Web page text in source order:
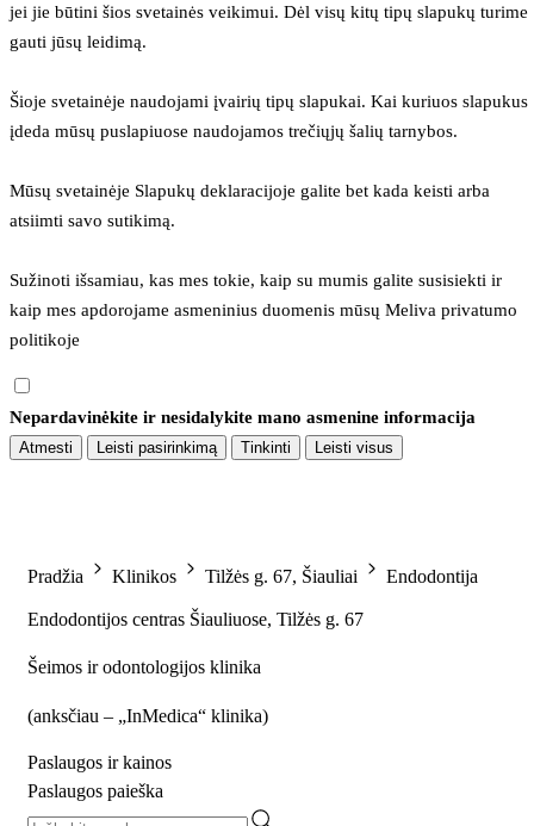
jei jie būtini šios svetainės veikimui. Dėl visų kitų tipų slapukų turime
gauti jūsų leidimą.
Šioje svetainėje naudojami įvairių tipų slapukai. Kai kuriuos slapukus
įdeda mūsų puslapiuose naudojamos trečiųjų šalių tarnybos.
Mūsų svetainėje Slapukų deklaracijoje galite bet kada keisti arba
atsiimti savo sutikimą.
Sužinoti išsamiau, kas mes tokie, kaip su mumis galite susisiekti ir
kaip mes apdorojame asmeninius duomenis mūsų Meliva privatumo
politikoje
Nepardavinėkite ir nesidalykite mano asmenine informacija
Atmesti Leisti pasirinkimą Tinkinti Leisti visus
Pradžia Klinikos Tilžės g. 67, Šiauliai Endodontija
Endodontijos centras Šiauliuose, Tilžės g. 67
Šeimos ir odontologijos klinika
(anksčiau – „InMedica“ klinika)
Paslaugos ir kainos
Paslaugos paieška